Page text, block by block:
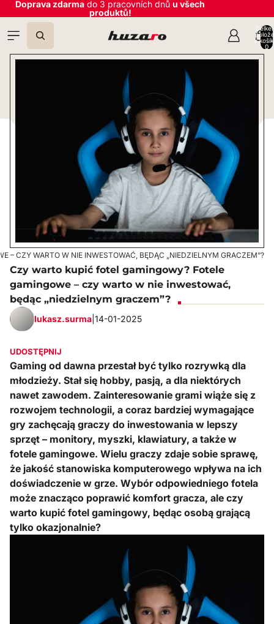
Přeskočit na obsah
Doprava zdarma do 3 pracovních dnů u všech
produktů!
v
0
– CZY WARTO W NIE INWESTOWAĆ, BĘDĄC „NIEDZIELNYM GRACZEM”?
Czy warto kupić fotel gamingowy? Fotele
gamingowe – czy warto w nie inwestować,
będąc „niedzielnym graczem”?
lukasz.surma 14-01-2025
UDOSTĘPNIJ
Gaming od dawna przestał być tylko rozrywką dla
młodzieży. Stał się hobby, pasją, a dla niektórych
nawet zawodem. Zainteresowanie grami wiąże się z
rozwojem technologii, a coraz bardziej wymagające
gry zachęcają graczy do inwestowania w lepszy
sprzęt – monitory, myszki, klawiatury, a także w
fotele gamingowe. Wielu graczy zdaje sobie sprawę,
że jakość stanowiska komputerowego wpływa na ich
doświadczenie w grze. Wybór odpowiedniego fotela
może znacząco poprawić komfort gracza, ale czy
warto kupić fotel gamingowy, będąc osobą grającą
tylko okazjonalnie?